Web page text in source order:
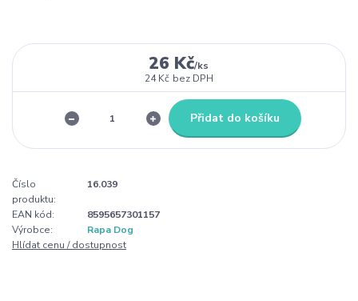
26 Kč/ks
24 Kč bez DPH
Přidat do košíku
Číslo
produktu:
16.039
EAN kód:
8595657301157
Výrobce:
Rapa Dog
Hlídat cenu / dostupnost